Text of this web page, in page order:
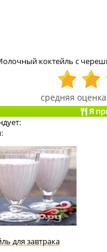
коктейль с
Я
для завтрака